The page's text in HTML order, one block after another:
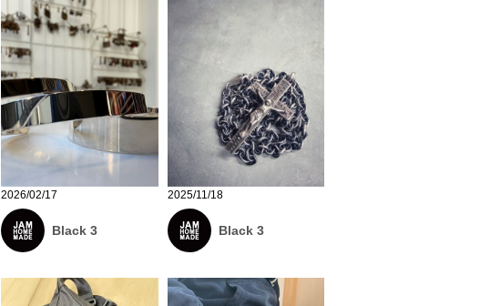
2026/02/17
Black 3
2025/11/18
Black 3